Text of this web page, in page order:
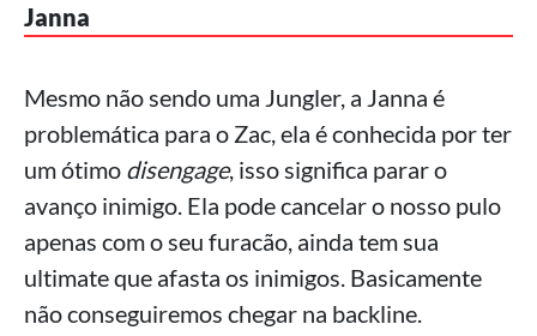
Janna
Mesmo não sendo uma Jungler, a Janna é
problemática para o Zac, ela é conhecida por ter
um ótimo disengage, isso significa parar o
avanço inimigo. Ela pode cancelar o nosso pulo
apenas com o seu furacão, ainda tem sua
ultimate que afasta os inimigos. Basicamente
não conseguiremos chegar na backline.